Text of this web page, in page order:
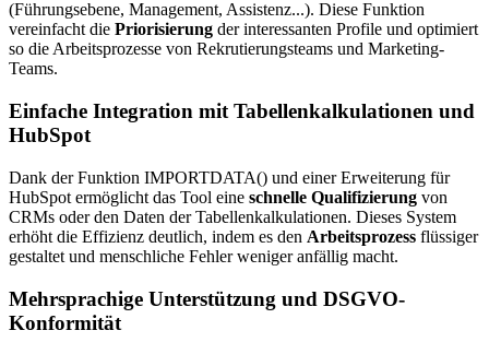
(Führungsebene, Management, Assistenz...). Diese Funktion
vereinfacht die Priorisierung der interessanten Profile und optimiert
so die Arbeitsprozesse von Rekrutierungsteams und Marketing-
Teams.
Einfache Integration mit Tabellenkalkulationen und
HubSpot
Dank der Funktion IMPORTDATA() und einer Erweiterung für
HubSpot ermöglicht das Tool eine schnelle Qualifizierung von
CRMs oder den Daten der Tabellenkalkulationen. Dieses System
erhöht die Effizienz deutlich, indem es den Arbeitsprozess flüssiger
gestaltet und menschliche Fehler weniger anfällig macht.
Mehrsprachige Unterstützung und DSGVO-
Konformität